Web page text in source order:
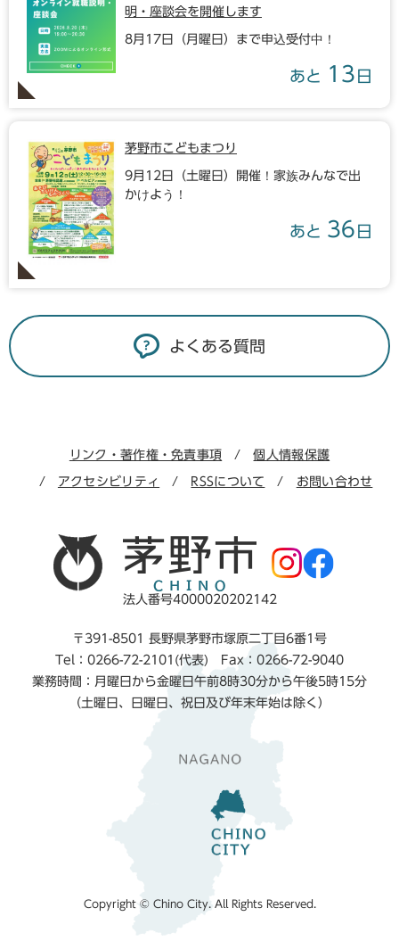
明・座談会を開催します
8月17日（月曜日）まで申込受付中！
あと 13 日
茅野市こどもまつり
9月12日（土曜日）開催！家族みんなで出
かけよう！
あと 36 日
よくある質問
リンク・著作権・免責事項 個人情報保護
アクセシビリティ RSSについて お問い合わせ
法人番号4000020202142
〒391-8501 長野県茅野市塚原二丁目6番1号
Tel：0266-72-2101(代表) Fax：0266-72-9040
業務時間：月曜日から金曜日午前8時30分から午後5時15分
（土曜日、日曜日、祝日及び年末年始は除く）
Copyright © Chino City. All Rights Reserved.